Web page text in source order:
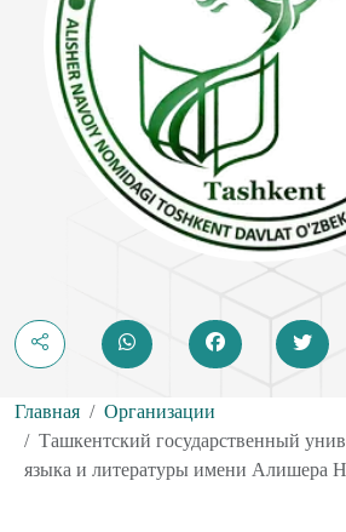
Главная
Организации
Ташкентский государственный
языка и литературы имени Алишера